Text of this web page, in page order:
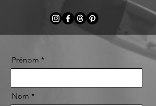
Prénom
Nom